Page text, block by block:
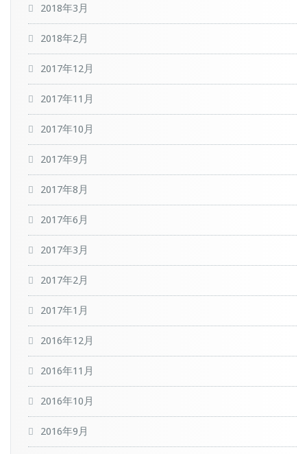
2018年3月
2018年2月
2017年12月
2017年11月
2017年10月
2017年9月
2017年8月
2017年6月
2017年3月
2017年2月
2017年1月
2016年12月
2016年11月
2016年10月
2016年9月